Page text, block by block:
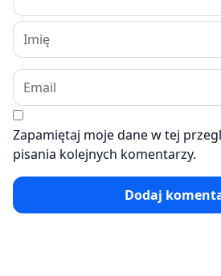
Zapamiętaj moje dane w tej
pisania kolejnych komentarzy.
Dodaj